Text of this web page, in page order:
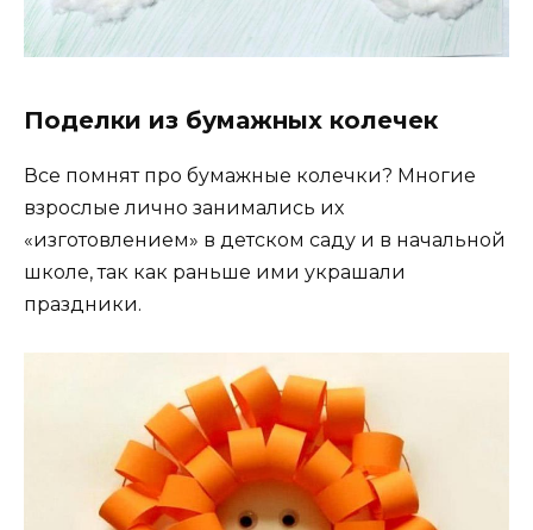
Поделки из бумажных колечек
Все помнят про бумажные колечки? Многие
взрослые лично занимались их
«изготовлением» в детском саду и в начальной
школе, так как раньше ими украшали
праздники.